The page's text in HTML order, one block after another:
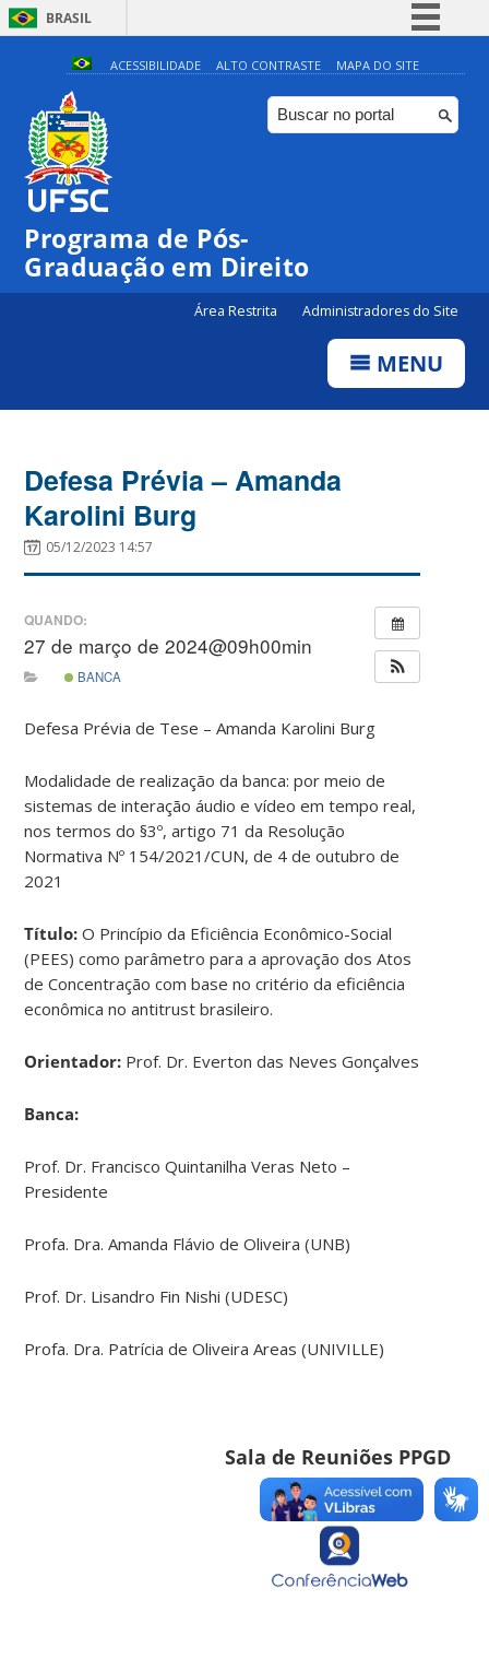
BRASIL
Simplifique!
Comunica BR
Participe
ACESSIBILIDADE ALTO CONTRASTE MAPA DO SITE
Programa de Pós-
Graduação em Direito
Área Restrita Administradores do Site
MENU
Defesa Prévia – Amanda
Karolini Burg
05/12/2023 14:57
QUANDO:
27 de março de 2024@09h00min
BANCA
Defesa Prévia de Tese – Amanda Karolini Burg
Modalidade de realização da banca: por meio de
sistemas de interação áudio e vídeo em tempo real,
nos termos do §3º, artigo 71 da Resolução
Normativa Nº 154/2021/CUN, de 4 de outubro de
2021
Título:O Princípio da Eficiência Econômico-Social
(PEES) como parâmetro para a aprovação dos Atos
de Concentração com base no critério da eficiência
econômica no antitrust brasileiro.
Orientador: Prof. Dr. Everton das Neves Gonçalves
Banca:
Prof. Dr. Francisco Quintanilha Veras Neto –
Presidente
Profa. Dra. Amanda Flávio de Oliveira (UNB)
Prof. Dr. Lisandro Fin Nishi (UDESC)
Profa. Dra. Patrícia de Oliveira Areas (UNIVILLE)
Sala de Reuniões PPGD